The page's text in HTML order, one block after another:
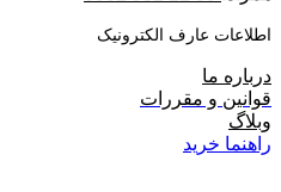
اطلاعات عارف الکترونیک
درباره ما
قوانین و مقررات
وبلاگ
راهنما خرید